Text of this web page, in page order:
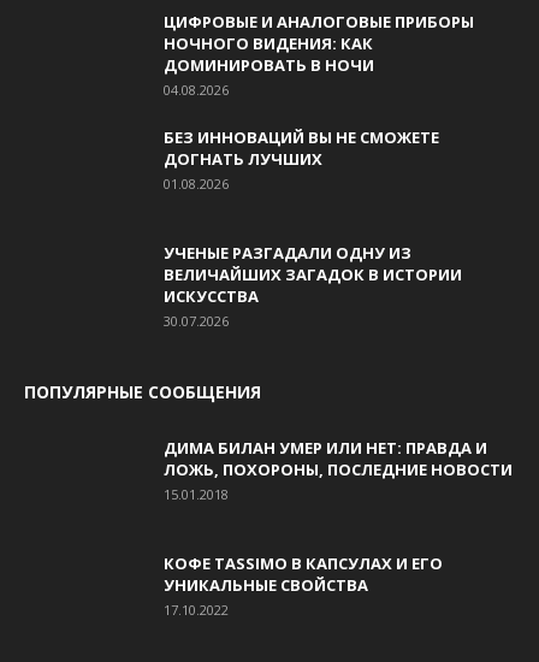
ЦИФРОВЫЕ И АНАЛОГОВЫЕ ПРИБОРЫ
НОЧНОГО ВИДЕНИЯ: КАК
ДОМИНИРОВАТЬ В НОЧИ
04.08.2026
БЕЗ ИННОВАЦИЙ ВЫ НЕ СМОЖЕТЕ
ДОГНАТЬ ЛУЧШИХ
01.08.2026
УЧЕНЫЕ РАЗГАДАЛИ ОДНУ ИЗ
ВЕЛИЧАЙШИХ ЗАГАДОК В ИСТОРИИ
ИСКУССТВА
30.07.2026
ПОПУЛЯРНЫЕ СООБЩЕНИЯ
ДИМА БИЛАН УМЕР ИЛИ НЕТ: ПРАВДА И
ЛОЖЬ, ПОХОРОНЫ, ПОСЛЕДНИЕ НОВОСТИ
15.01.2018
КОФЕ TASSIMO В КАПСУЛАХ И ЕГО
УНИКАЛЬНЫЕ СВОЙСТВА
17.10.2022